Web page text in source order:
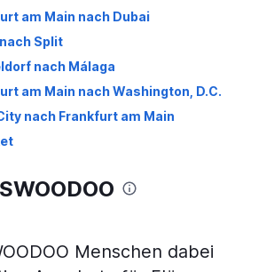
am Main nach Dubai
Split
nach Málaga
am Main nach Washington, D.C.
nach Frankfurt am Main
Menschen dabei